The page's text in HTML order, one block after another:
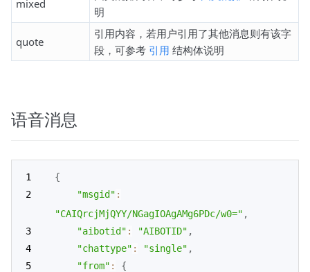
mixed
明
quote
引用内容，若用户引用了其他消息则有该字
段，可参考 引用 结构体说明
语音消息
{
"msgid" :
"CAIQrcjMjQYY/NGagIOAgAMg6PDc/w0=" ,
"aibotid" : "AIBOTID" ,
"chattype" : "single" ,
"from" :
{